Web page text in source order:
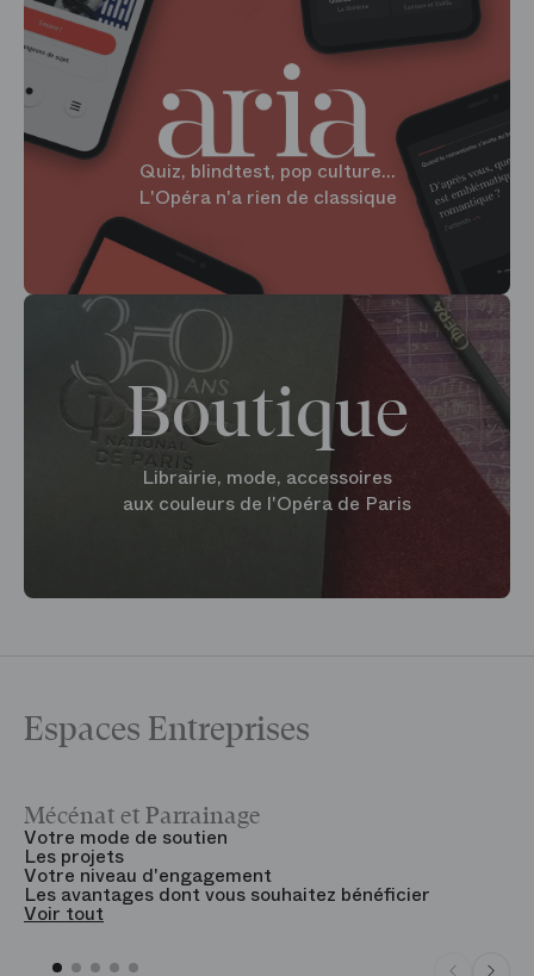
Quiz, blindtest, pop culture...
L'Opéra n'a rien de classique
Boutique
Librairie, mode, accessoires
aux couleurs de l'Opéra de Paris
Espaces Entreprises
Mécénat et Parrainage
Votre mode de soutien
Les projets
Votre niveau d'engagement
Les avantages dont vous souhaitez bénéficier
Voir tout